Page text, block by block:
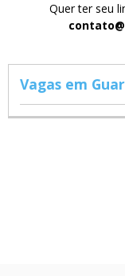
Quer ter seu
Vagas em